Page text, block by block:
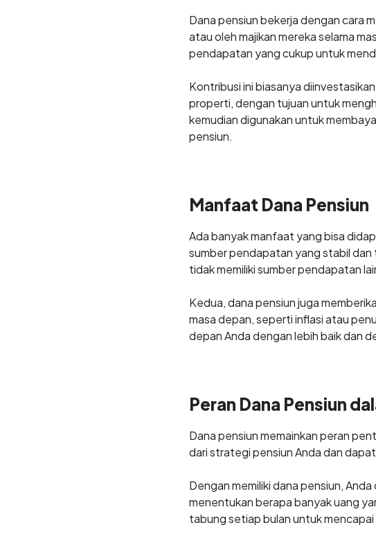
Dana pensiun bekerja dengan cara
atau oleh majikan mereka selama
pendapatan yang cukup untuk
Kontribusi ini biasanya
properti, dengan tujuan untuk
kemudian digunakan untuk
pensiun.
Manfaat Dana Pensiun
Ada banyak manfaat yang bisa
sumber pendapatan yang stabil dan
tidak memiliki sumber pendapatan
Kedua, dana pensiun juga
masa depan, seperti inflasi atau
depan Anda dengan lebih baik dan
Peran Dana Pensiun
Dana pensiun memainkan peran
dari strategi pensiun Anda dan
Dengan memiliki dana pensiun,
menentukan berapa banyak uang
tabung setiap bulan untuk